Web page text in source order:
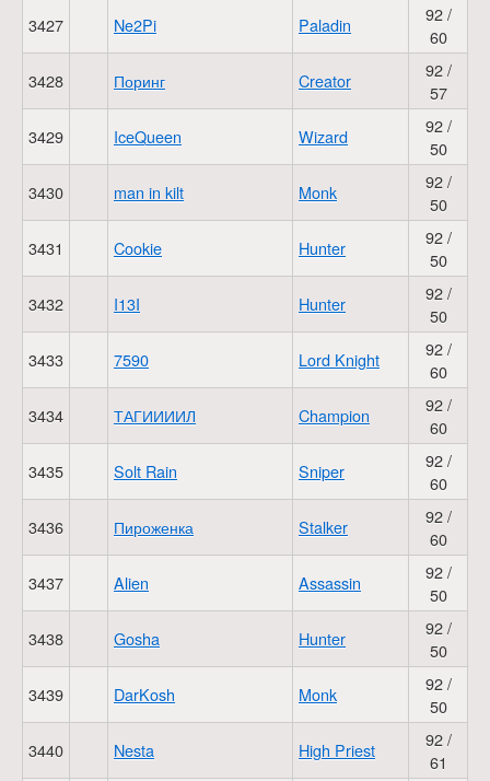
3427
Ne2Pi Paladin
92 /
60
3428
Поринг Creator
92 /
57
3429
IceQueen Wizard
92 /
50
3430
man in kilt Monk
92 /
50
3431
Cookie Hunter
92 /
50
3432
I13I Hunter
92 /
50
3433
7590 Lord Knight
92 /
60
3434
ТАГИИИИЛ Champion
92 /
60
3435
Solt Rain Sniper
92 /
60
3436
Пироженка Stalker
92 /
60
3437
Alien Assassin
92 /
50
3438
Gosha Hunter
92 /
50
3439
DarKosh Monk
92 /
50
3440
Nesta High Priest
92 /
61